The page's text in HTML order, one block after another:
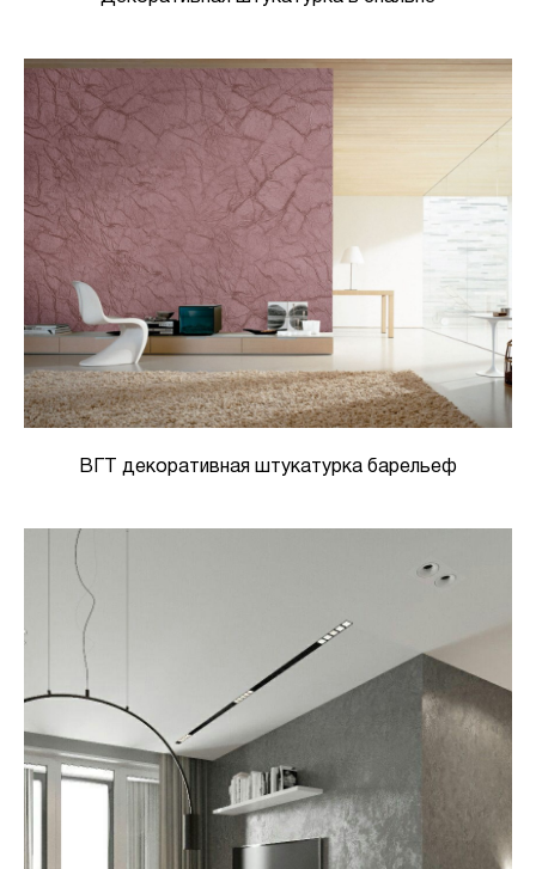
ВГТ декоративная штукатурка барельеф